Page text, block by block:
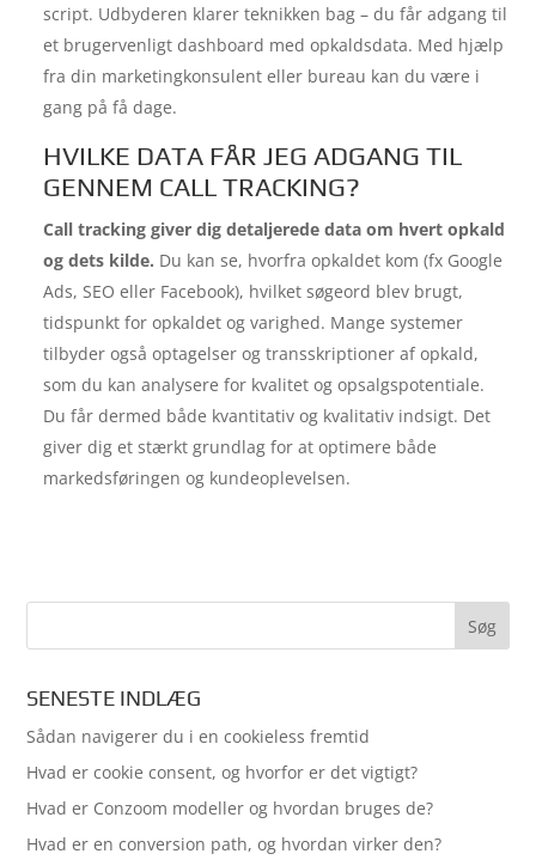
script. Udbyderen klarer teknikken bag – du får adgang til
et brugervenligt dashboard med opkaldsdata. Med hjælp
fra din marketingkonsulent eller bureau kan du være i
gang på få dage.
HVILKE DATA FÅR JEG ADGANG TIL
GENNEM CALL TRACKING?
Call tracking giver dig detaljerede data om hvert opkald
og dets kilde. Du kan se, hvorfra opkaldet kom (fx Google
Ads, SEO eller Facebook), hvilket søgeord blev brugt,
tidspunkt for opkaldet og varighed. Mange systemer
tilbyder også optagelser og transskriptioner af opkald,
som du kan analysere for kvalitet og opsalgspotentiale.
Du får dermed både kvantitativ og kvalitativ indsigt. Det
giver dig et stærkt grundlag for at optimere både
markedsføringen og kundeoplevelsen.
SENESTE INDLÆG
Sådan navigerer du i en cookieless fremtid
Hvad er cookie consent, og hvorfor er det vigtigt?
Hvad er Conzoom modeller og hvordan bruges de?
Hvad er en conversion path, og hvordan virker den?